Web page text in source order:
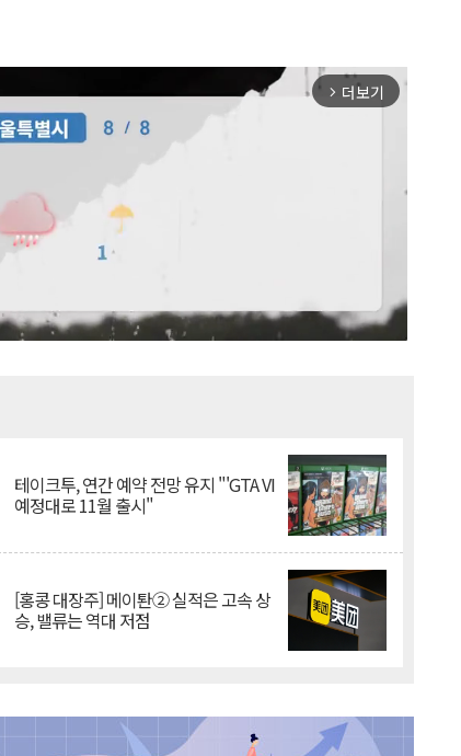
arrow_forward_ios 더보기
테이크투, 연간 예약 전망 유지 "'GTA VI
예정대로 11월 출시"
[홍콩 대장주] 메이퇀② 실적은 고속 상
승, 밸류는 역대 저점